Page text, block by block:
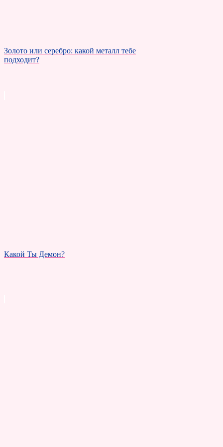
Золото или серебро: какой металл тебе
подходит?
Какой Ты Демон?